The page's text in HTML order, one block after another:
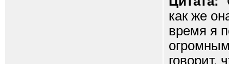
как же
время я
говорит,